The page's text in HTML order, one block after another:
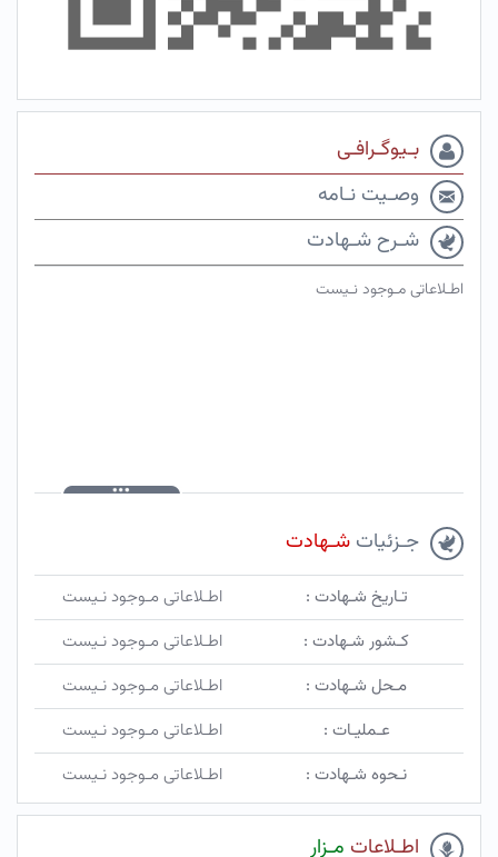
بـیوگـرافـی
وصـیت نـامه
شـرح شـهادت
اطـلاعاتی مـوجود نـیست
جـزئیات شـهادت
تـاریخ شـهادت :
اطـلاعاتی مـوجود نـیست
کـشور شـهادت :
اطـلاعاتی مـوجود نـیست
مـحل شـهادت :
اطـلاعاتی مـوجود نـیست
عـملیـات :
اطـلاعاتی مـوجود نـیست
نـحوه شـهادت :
اطـلاعاتی مـوجود نـیست
اطـلاعات مـزار